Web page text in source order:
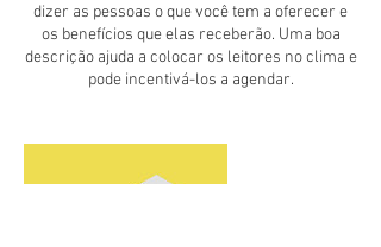
dizer as pessoas o que você tem a oferecer e
os benefícios que elas receberão. Uma boa
descrição ajuda a colocar os leitores no clima e
pode incentivá-los a agendar.